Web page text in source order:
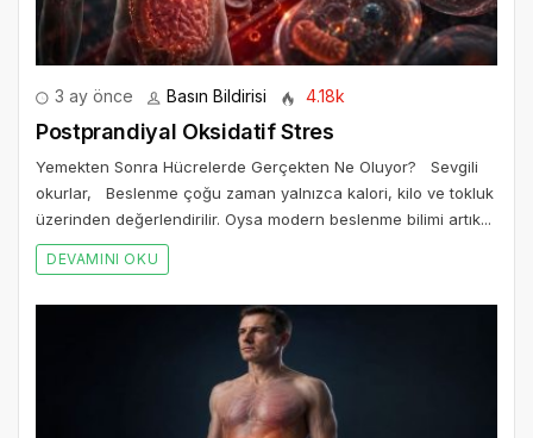
3 ay önce Basın Bildirisi 4.18k
Postprandiyal Oksidatif Stres
Yemekten Sonra Hücrelerde Gerçekten Ne Oluyor? Sevgili
okurlar, Beslenme çoğu zaman yalnızca kalori, kilo ve tokluk
üzerinden değerlendirilir. Oysa modern beslenme bilimi artık...
DEVAMINI OKU